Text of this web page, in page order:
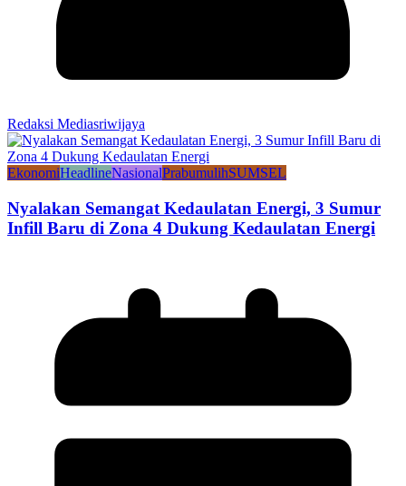
Redaksi Mediasriwijaya
EkonomiHeadlineNasionalPrabumulihSUMSEL
Nyalakan Semangat Kedaulatan Energi, 3 Sumur
Infill Baru di Zona 4 Dukung Kedaulatan Energi